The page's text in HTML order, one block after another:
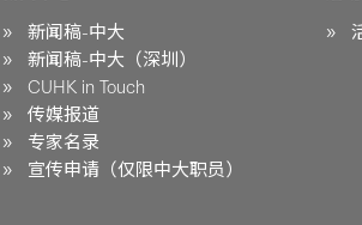
新闻稿-中大
新闻稿-中大（深圳）
CUHK in Touch
传媒报道
专家名录
宣传申请（仅限中大职员）